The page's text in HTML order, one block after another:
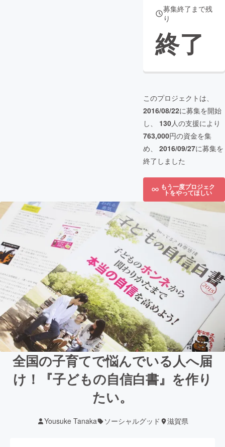
募集終了まで残
り
終了
このプロジェクトは、
2016/08/22に募集を開始
し、 130人の支援により
763,000円の資金を集
め、 2016/09/27に募集を
終了しました
もう一度プロジェク
トをやってほしい
全国の子育てで悩んでいる人へ届
け！『子どもの自信白書』を作り
たい。
Yousuke Tanaka ソーシャルグッド 滋賀県